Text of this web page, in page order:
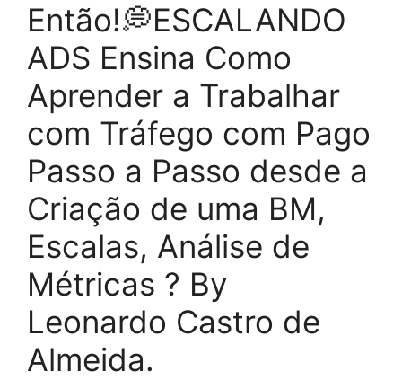
Então!💭ESCALANDO
ADS Ensina Como
Aprender a Trabalhar
com Tráfego com Pago
Passo a Passo desde a
Criação de uma BM,
Escalas, Análise de
Métricas ? By
Leonardo Castro de
Almeida.